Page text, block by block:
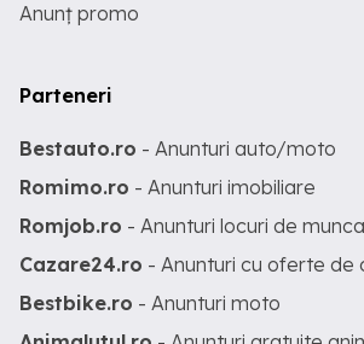
Anunț promo
Parteneri
Bestauto.ro - Anunturi auto/moto
Romimo.ro - Anunturi imobiliare
Romjob.ro - Anunturi locuri de munca
Cazare24.ro - Anunturi cu oferte de
Bestbike.ro - Anunturi moto